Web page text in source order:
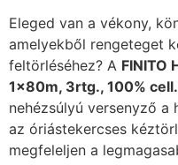
Eleged van a vékony,
amelyekből rengeteget
feltörléséhez? A FINITO
1x80m, 3rtg., 100%
nehézsúlyú versenyző a
az óriástekercses
megfeleljen a